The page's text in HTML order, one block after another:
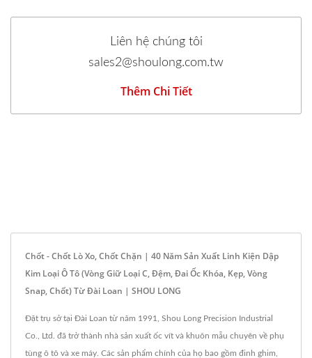
Liên hệ chúng tôi
sales2@shoulong.com.tw
Thêm Chi Tiết
Chốt - Chốt Lò Xo, Chốt Chặn | 40 Năm Sản Xuất Linh Kiện Dập
Kim Loại Ô Tô (vòng Giữ Loại C, Đệm, Đai Ốc Khóa, Kẹp, Vòng
Snap, Chốt) Từ Đài Loan | SHOU LONG
Đặt trụ sở tại Đài Loan từ năm 1991, Shou Long Precision Industrial
Co., Ltd. đã trở thành nhà sản xuất ốc vít và khuôn mẫu chuyên về phụ
tùng ô tô và xe máy. Các sản phẩm chính của họ bao gồm đinh ghim,